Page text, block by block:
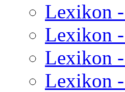
Lexikon
Lexikon
Lexikon
Lexikon